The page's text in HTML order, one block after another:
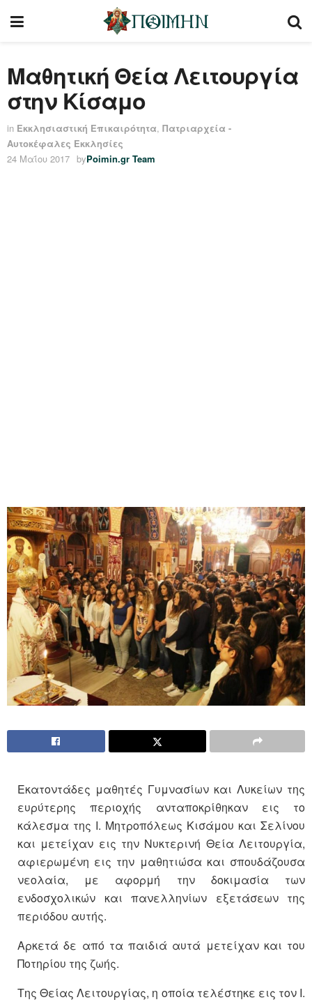
Μαθητική Θεία Λειτουργία
στην Κίσαμο
in Εκκλησιαστική Επικαιρότητα, Πατριαρχεία -
Αυτοκέφαλες Εκκλησίες
24 Μαΐου 2017 byPoimin.gr Team
Εκατοντάδες μαθητές Γυμνασίων και Λυκείων της
ευρύτερης περιοχής ανταποκρίθηκαν εις το
κάλεσμα της Ι. Μητροπόλεως Κισάμου και Σελίνου
και μετείχαν εις την Νυκτερινή Θεία Λειτουργία,
αφιερωμένη εις την μαθητιώσα και σπουδάζουσα
νεολαία, με αφορμή την δοκιμασία των
ενδοσχολικών και πανελληνίων εξετάσεων της
περιόδου αυτής.
Αρκετά δε από τα παιδιά αυτά μετείχαν και του
Ποτηρίου της ζωής.
Της Θείας Λειτουργίας, η οποία τελέστηκε εις τον Ι.